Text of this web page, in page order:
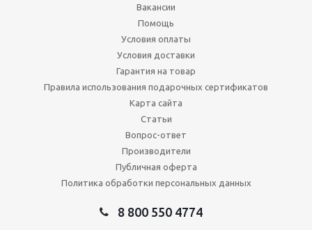
Вакансии
Помощь
Условия оплаты
Условия доставки
Гарантия на товар
Правила использования подарочных сертификатов
Карта сайта
Статьи
Вопрос-ответ
Производители
Публичная оферта
Политика обработки персональных данных
8 800 550 4774